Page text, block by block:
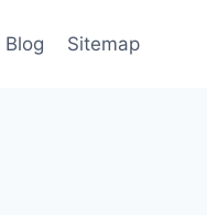
Blog Sitemap